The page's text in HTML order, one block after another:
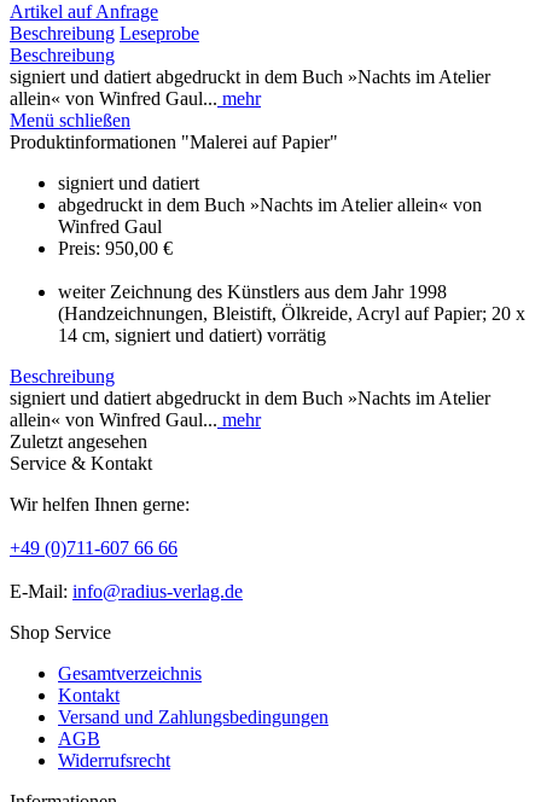
Artikel auf Anfrage
Beschreibung Leseprobe
Beschreibung
signiert und datiert abgedruckt in dem Buch »Nachts im Atelier
allein« von Winfred Gaul... mehr
Menü schließen
Produktinformationen "Malerei auf Papier"
signiert und datiert
abgedruckt in dem Buch »Nachts im Atelier allein« von
Winfred Gaul
Preis: 950,00 €
weiter Zeichnung des Künstlers aus dem Jahr 1998
(Handzeichnungen, Bleistift, Ölkreide, Acryl auf Papier; 20 x
14 cm, signiert und datiert) vorrätig
Beschreibung
signiert und datiert abgedruckt in dem Buch »Nachts im Atelier
allein« von Winfred Gaul... mehr
Zuletzt angesehen
Service & Kontakt
Wir helfen Ihnen gerne:
+49 (0)711-607 66 66
E-Mail: info@radius-verlag.de
Shop Service
Gesamtverzeichnis
Kontakt
Versand und Zahlungsbedingungen
AGB
Widerrufsrecht